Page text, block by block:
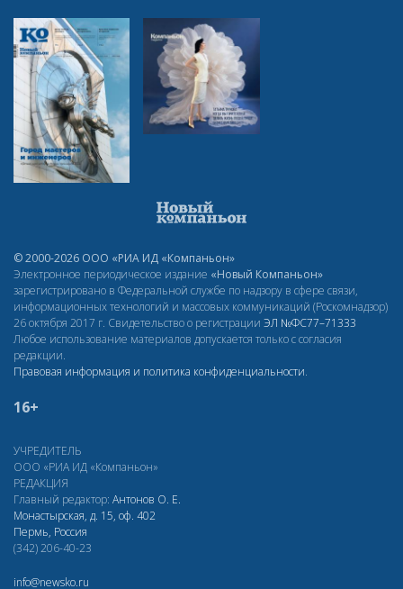
© 2000-2026 ООО «РИА ИД «Компаньон»
Электронное периодическое издание «Новый Компаньон»
зарегистрировано в Федеральной службе по надзору в сфере связи,
информационных технологий и массовых коммуникаций (Роскомнадзор)
26 октября 2017 г. Свидетельство о регистрации ЭЛ №ФС77–71333
Любое использование материалов допускается только с согласия
редакции.
Правовая информация и политика конфиденциальности.
16+
УЧРЕДИТЕЛЬ
ООО «РИА ИД «Компаньон»
РЕДАКЦИЯ
Главный редактор: Антонов О. Е.
Монастырская, д. 15, оф. 402
Пермь, Россия
(342) 206-40-23
info@newsko.ru